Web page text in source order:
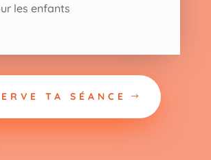
les enfants
TA SÉANCE